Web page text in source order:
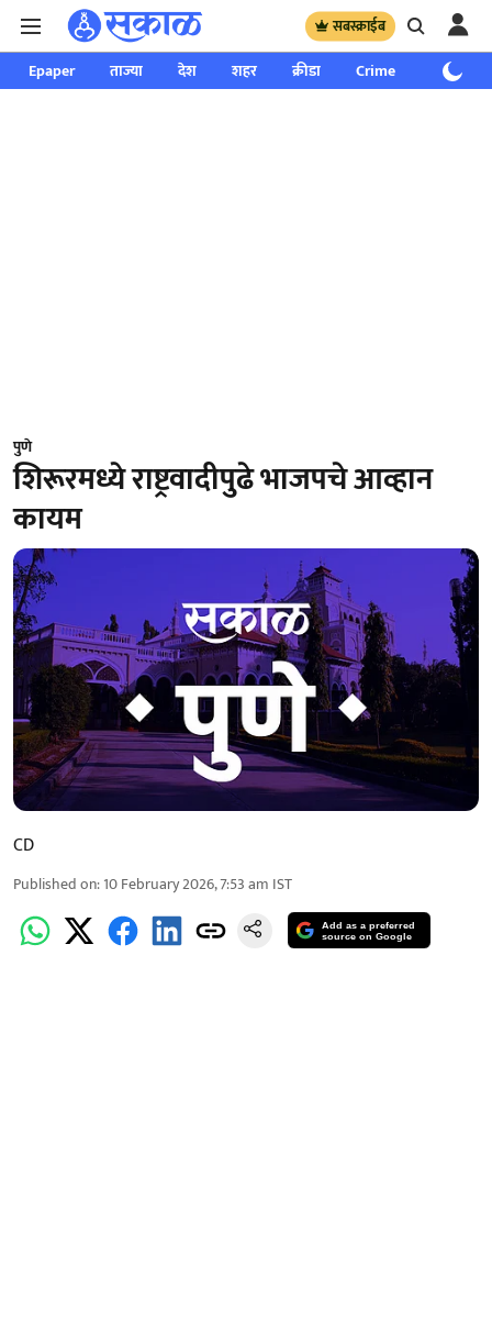
सबस्क्राईब
Epaper ताज्या देश शहर क्रीडा Crime साप्ताहिक
पुणे
शिरूरमध्ये राष्ट्रवादीपुढे भाजपचे आव्हान
कायम
CD
Published on:10 February 2026, 7:53 am IST
Add as a preferred
source on Google